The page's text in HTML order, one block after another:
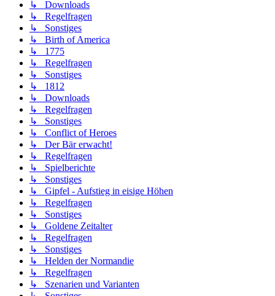
↳ Downloads
↳ Regelfragen
↳ Sonstiges
↳ Birth of America
↳ 1775
↳ Regelfragen
↳ Sonstiges
↳ 1812
↳ Downloads
↳ Regelfragen
↳ Sonstiges
↳ Conflict of Heroes
↳ Der Bär erwacht!
↳ Regelfragen
↳ Spielberichte
↳ Sonstiges
↳ Gipfel - Aufstieg in eisige Höhen
↳ Regelfragen
↳ Sonstiges
↳ Goldene Zeitalter
↳ Regelfragen
↳ Sonstiges
↳ Helden der Normandie
↳ Regelfragen
↳ Szenarien und Varianten